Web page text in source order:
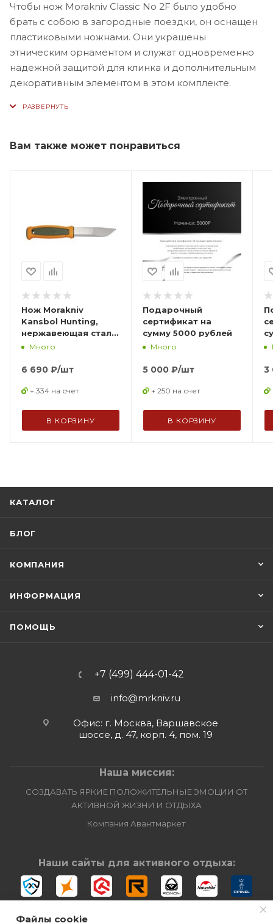
Чтобы нож Morakniv Classic No 2F было удобно
брать с собою в загородные поездки, он оснащен
пластиковыми ножнами. Они украшены
этническим орнаментом и служат одновременно
надежной защитой для клинка и дополнительным
декоративным элементом в этом комплекте.
Вам также может понравиться
Нож Morakniv
Kansbol Hunting,
нержавеющая сталь,
14236
Много
6 690 ₽/шт
+ 334 на счет
В КОРЗИНУ
Подарочный
сертификат на
сумму 5000 рублей
Много
5 000 ₽/шт
+ 250 на счет
В КОРЗИНУ
3
КАТАЛОГ
БЛОГ
КОМПАНИЯ
ИНФОРМАЦИЯ
ПОМОЩЬ
+7 (499) 444-01-42
info@mrkniv.ru
Офис: г. Москва, Варшавское
шоссе, д. 47, корп. 4, пом. 19
Наша миссия:
СОЗДАВАТЬ ЯРКИЕ ПОЛОЖИТЕЛЬНЫЕ ЭМОЦИИ ОТ
АКТИВНОЙ ЖИЗНИ И ОТДЫХА
Компания Авантмаркет
Наши сайты для активного отдыха:
Файлы cookie